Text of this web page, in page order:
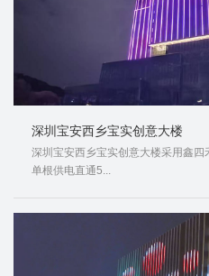
深圳宝安西乡宝实创意大楼
深圳宝安西乡宝实创意大楼采用鑫四
单根供电直通5...